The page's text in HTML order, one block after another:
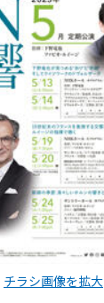
チラシ画像を拡大